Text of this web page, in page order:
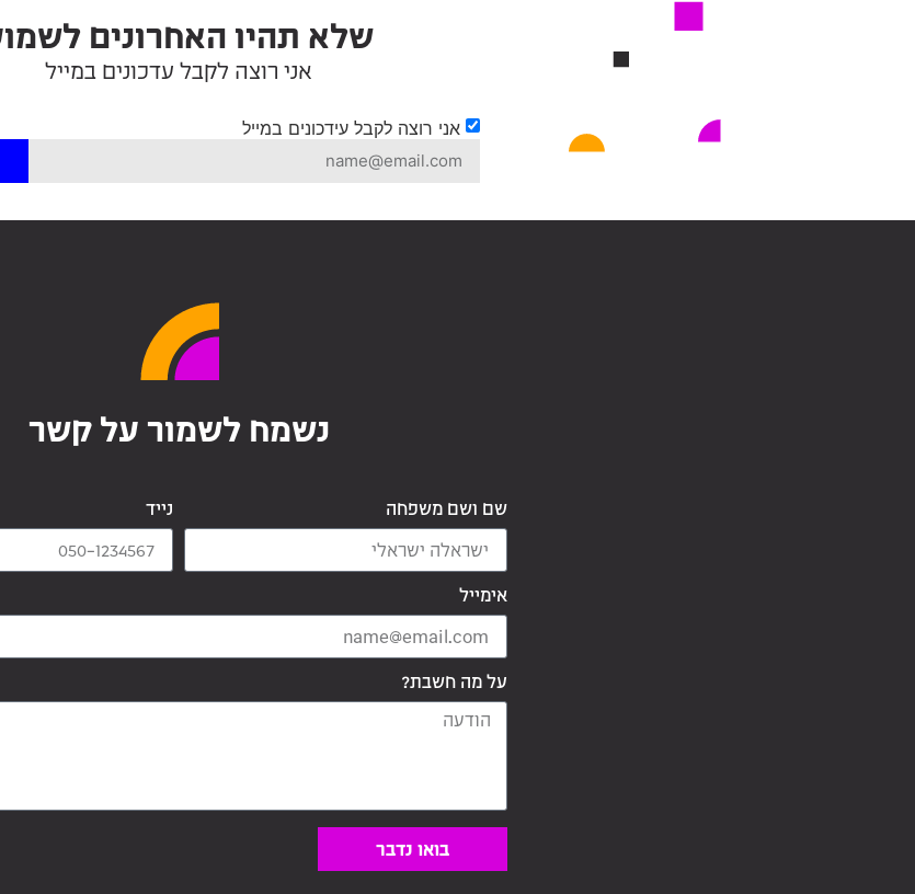
שלא תהיו האחרונים
אני רוצה לקבל עדכונים במייל
אני רוצה לקבל עידכונים במייל
נשמח לשמור על קשר​
שם ושם משפחה נייד
אימייל
על מה חשבת?
בואו נדבר